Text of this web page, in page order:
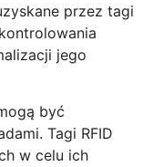
przez tagi
jego
być
Tagi RFID
w celu ich